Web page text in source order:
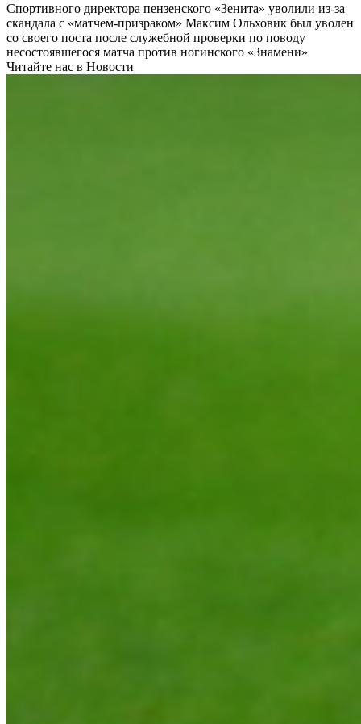
Спортивного директора пензенского «Зенита» уволили из-за
скандала с «матчем-призраком» Максим Ольховик был уволен
со своего поста после служебной проверки по поводу
несостоявшегося матча против ногинского «Знамени»
Читайте нас в Новости